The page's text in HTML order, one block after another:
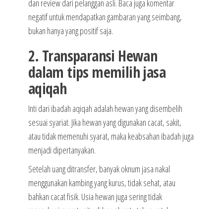
dan review dari pelanggan asli. Baca juga komentar
negatif untuk mendapatkan gambaran yang seimbang,
bukan hanya yang positif saja.
2. Transparansi Hewan
dalam tips memilih jasa
aqiqah
Inti dari ibadah aqiqah adalah hewan yang disembelih
sesuai syariat. Jika hewan yang digunakan cacat, sakit,
atau tidak memenuhi syarat, maka keabsahan ibadah juga
menjadi dipertanyakan.
Setelah uang ditransfer, banyak oknum jasa nakal
menggunakan kambing yang kurus, tidak sehat, atau
bahkan cacat fisik. Usia hewan juga sering tidak